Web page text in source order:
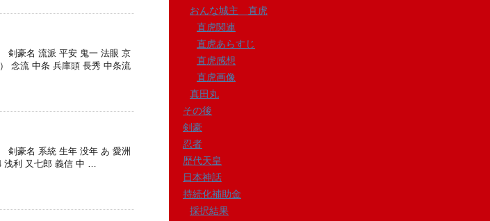
剣豪名 流派 平安 鬼一 法眼 京
念流 中条 兵庫頭 長秀 中条流
剣豪名 系統 生年 没年 あ 愛洲
浅利 又七郎 義信 中 …
おんな城主 直虎
直虎関連
直虎あらすじ
直虎感想
直虎画像
真田丸
その後
剣豪
忍者
歴代天皇
日本神話
持続化補助金
採択結果